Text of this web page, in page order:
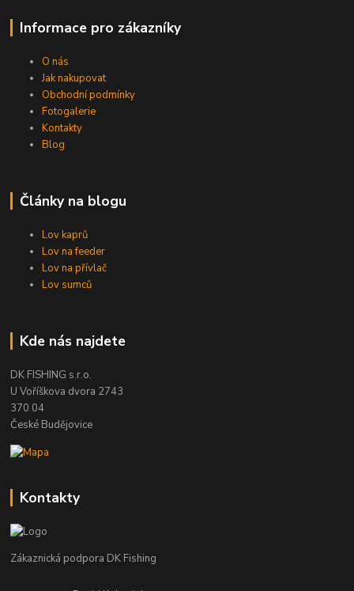
Informace pro zákazníky
O nás
Jak nakupovat
Obchodní podmínky
Fotogalerie
Kontakty
Blog
Články na blogu
Lov kaprů
Lov na feeder
Lov na přívlač
Lov sumců
Kde nás najdete
DK FISHING s.r.o.
U Voříškova dvora 2743
370 04
České Budějovice
Kontakty
Zákaznická podpora DK Fishing